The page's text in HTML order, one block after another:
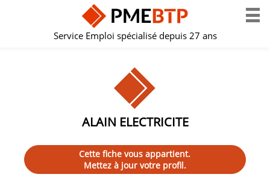
Service Emploi spécialisé depuis 27 ans
ALAIN ELECTRICITE
Cette fiche vous appartient.
Mettez à jour votre profil.